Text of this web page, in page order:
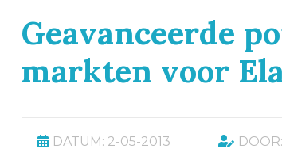
Geavanceerde
markten voor
DATUM: 2-05-2013